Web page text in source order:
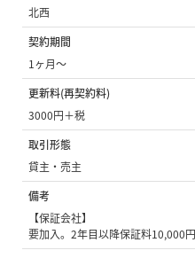
北西
契約期間
1ヶ月〜
更新料(再契約料)
3000円＋税
取引形態
貸主・売主
備考
【保証会社】
要加入。2年目以降保証料10,000